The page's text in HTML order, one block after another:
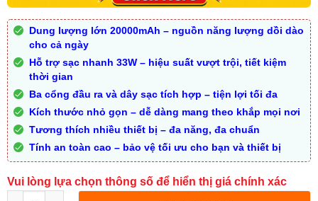
Dung lượng lớn 20000mAh – nguồn năng lượng dồi dào
cho cả ngày
Hỗ trợ sạc nhanh 33W – hiệu suất vượt trội, tiết kiệm
thời gian
Ba cổng đầu ra và dây sạc tích hợp – tiện lợi tối đa
Kích thước nhỏ gọn – dễ dàng mang theo khắp mọi nơi
Tương thích nhiều thiết bị – đa năng, đa chuẩn
Tính an toàn cao – bảo vệ tối ưu cho bạn và thiết bị
Vui lòng lựa chọn thông số để hiển thị giá chính xác